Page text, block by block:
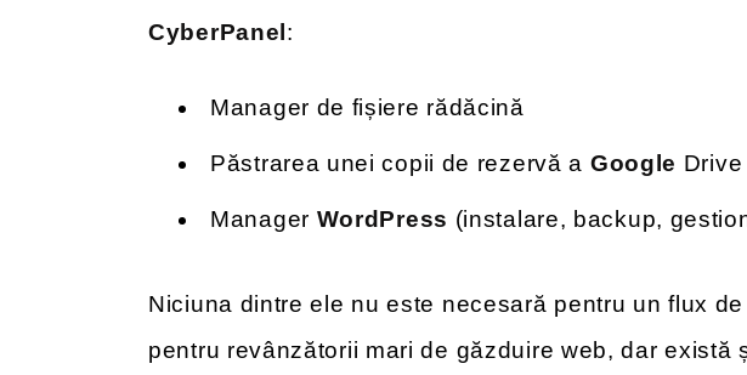
CyberPanel:
Manager de fișiere rădăcină
Păstrarea unei copii de rezervă a Google Drive
Manager WordPress (instalare, backup,
Niciuna dintre ele nu este necesară pentru un flux
pentru revânzătorii mari de găzduire web, dar există